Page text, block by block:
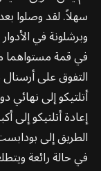
سهلاً. لقد وصلوا
وبرشلونة في
في قمة مستواهما
أتلتيكو إلى نهائي
إعادة أتلتيكو إلى
الطريق إلى
في حالة رائعة